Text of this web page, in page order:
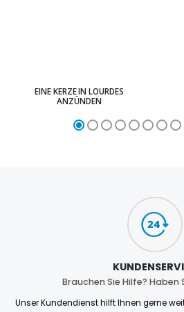
EINE KERZE IN LOURDES
ANZÜNDEN
Brauchen Sie Hilfe? Haben
Unser Kundendienst hilft Ihnen gerne